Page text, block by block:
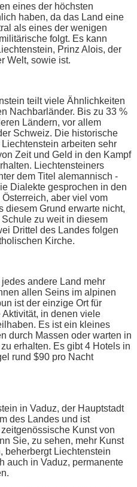
eines der höchsten
haben, da das Land eine
als eines der wenigen
folgt. Es kann
Prinz Alois, der
Welt, sowie ist.
teilt viele Ähnlichkeiten
Nachbarländer. Bis zu 33 %
Ländern, vor allem
Schweiz. Die historische
arbeiten sehr
Zeit und Geld in den Kampf
Liechtensteiners
dem Titel alemannisch -
Dialekte gesprochen in den
aber viel vom
diesem Grund erwarte nicht,
zu weit in diesem
Drittel des Landes folgen
Kirche.
andere Land mehr
allen Seins im alpinen
ist der einzige Ort für
in denen viele
Es ist ein kleines
durch Massen oder warten in
erhalten. Es gibt 4 Hotels in
rund $90 pro Nacht
in Vaduz, der Hauptstadt
des Landes und ist
Kunst von
Sie, zu sehen, mehr Kunst
beherbergt Liechtenstein
auch in Vaduz, permanente